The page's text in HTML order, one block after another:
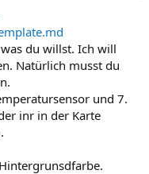
du willst. Ich will
Natürlich musst du
und 7.
inr in der Karte